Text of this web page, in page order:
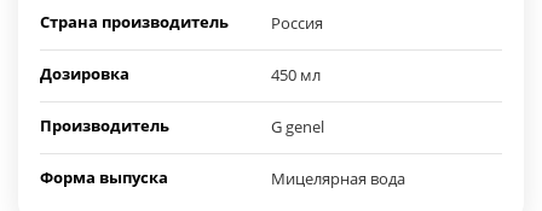
Страна производитель Россия
Дозировка 450 мл
Производитель G genel
Форма выпуска Мицелярная вода